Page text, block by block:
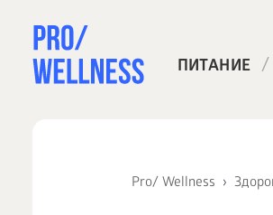
ПИТАНИЕ /
Pro/ Wellness